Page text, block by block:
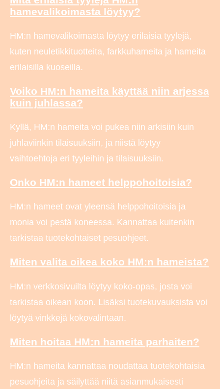
hamevalikoimasta löytyy?
HM:n hamevalikoimasta löytyy erilaisia tyylejä,
kuten neuletikkituotteita, farkkuhameita ja hameita
erilaisilla kuoseilla.
Voiko HM:n hameita käyttää niin arjessa
kuin juhlassa?
Kyllä, HM:n hameita voi pukea niin arkisiin kuin
juhlaviinkin tilaisuuksiin, ja niistä löytyy
vaihtoehtoja eri tyyleihin ja tilaisuuksiin.
Onko HM:n hameet helppohoitoisia?
HM:n hameet ovat yleensä helppohoitoisia ja
monia voi pestä koneessa. Kannattaa kuitenkin
tarkistaa tuotekohtaiset pesuohjeet.
Miten valita oikea koko HM:n hameista?
HM:n verkkosivuilta löytyy koko-opas, josta voi
tarkistaa oikean koon. Lisäksi tuotekuvauksista voi
löytyä vinkkejä kokovalintaan.
Miten hoitaa HM:n hameita parhaiten?
HM:n hameita kannattaa noudattaa tuotekohtaisia
pesuohjeita ja säilyttää niitä asianmukaisesti